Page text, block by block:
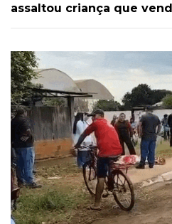
assaltou criança que